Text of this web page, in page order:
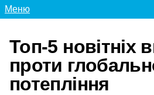
Меню
Топ-5 новітніх
проти
потепління